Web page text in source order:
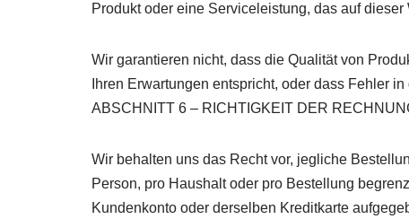
Produkt oder eine Serviceleistung, das auf
Wir garantieren nicht, dass die Qualität von
Ihren Erwartungen entspricht, oder dass Fehler
ABSCHNITT 6 – RICHTIGKEIT DER
Wir behalten uns das Recht vor, jegliche
Person, pro Haushalt oder pro Bestellung
Kundenkonto oder derselben Kreditkarte